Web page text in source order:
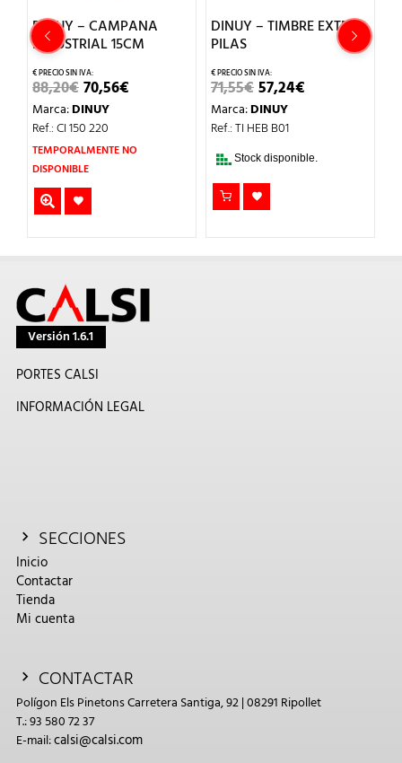
DINUY – CAMPANA
INDUSTRIAL 15CM
88,20€EL
PRECIO
ORIGINAL
ERA:
88,20€.
70,56€
70,56€.
Marca:DINUY
Ref.: CI 150 220
TEMPORALMENTE NO
DISPONIBLE
DINUY – TIMBRE EXTRA
PILAS
71,55€EL
PRECIO
ORIGINAL
ERA:
57,24€
Marca:DINUY
Ref.: TI HEB B01
Stock disponible.
Versión 1.6.1
PORTES CALSI
INFORMACIÓN LEGAL
SECCIONES
Inicio
Contactar
Tienda
Mi cuenta
CONTACTAR
Polígon Els Pinetons Carretera Santiga, 92 | 08291 Ripollet
T.: 93 580 72 37
E-mail:calsi@calsi.com